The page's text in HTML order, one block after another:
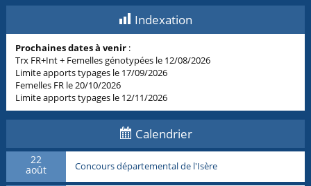
Indexation
Prochaines dates à venir :
Trx FR+Int + Femelles génotypées le 12/08/2026
Limite apports typages le 17/09/2026
Femelles FR le 20/10/2026
Limite apports typages le 12/11/2026
Calendrier
22
août Concours départemental de l'Isère